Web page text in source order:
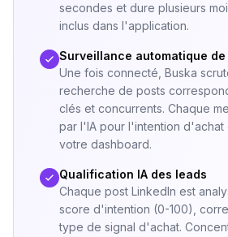
secondes et dure plusieurs
inclus dans l'application.
Surveillance automatique de
Une fois connecté, Buska
recherche de posts
clés et concurrents. Chaque
par l'IA pour l'intention d'achat
votre dashboard.
Qualification IA des leads
Chaque post LinkedIn est
score d'intention (0-100),
type de signal d'achat.